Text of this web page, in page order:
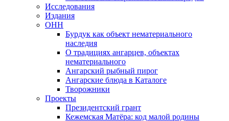
Исследования
Издания
ОНН
Бурдук как объект нематериального
наследия
О традициях ангарцев, объектах
нематериального
Ангарский рыбный пирог
Ангарские блюда в Каталоге
Творожники
Проекты
Президентский грант
Кежемская Матёра: код малой родины